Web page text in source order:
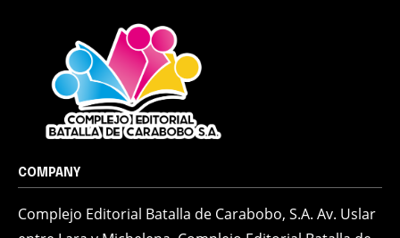
COMPANY
Complejo Editorial Batalla de Carabobo, S.A. Av. Uslar